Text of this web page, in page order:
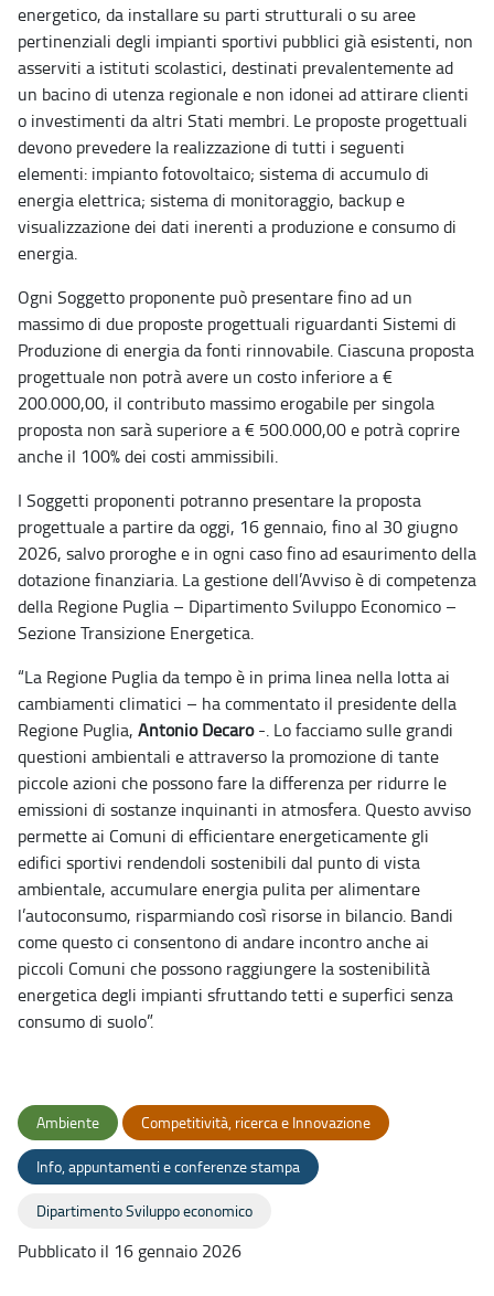
energetico, da installare su parti strutturali o su aree
pertinenziali degli impianti sportivi pubblici già esistenti, non
asserviti a istituti scolastici, destinati prevalentemente ad
un bacino di utenza regionale e non idonei ad attirare clienti
o investimenti da altri Stati membri. Le proposte progettuali
devono prevedere la realizzazione di tutti i seguenti
elementi: impianto fotovoltaico; sistema di accumulo di
energia elettrica; sistema di monitoraggio, backup e
visualizzazione dei dati inerenti a produzione e consumo di
energia.
Ogni Soggetto proponente può presentare fino ad un
massimo di due proposte progettuali riguardanti Sistemi di
Produzione di energia da fonti rinnovabile. Ciascuna proposta
progettuale non potrà avere un costo inferiore a €
200.000,00, il contributo massimo erogabile per singola
proposta non sarà superiore a € 500.000,00 e potrà coprire
anche il 100% dei costi ammissibili.
I Soggetti proponenti potranno presentare la proposta
progettuale a partire da oggi, 16 gennaio, fino al 30 giugno
2026, salvo proroghe e in ogni caso fino ad esaurimento della
dotazione finanziaria. La gestione dell’Avviso è di competenza
della Regione Puglia – Dipartimento Sviluppo Economico –
Sezione Transizione Energetica.
“La Regione Puglia da tempo è in prima linea nella lotta ai
cambiamenti climatici – ha commentato il presidente della
Regione Puglia, Antonio Decaro-. Lo facciamo sulle grandi
questioni ambientali e attraverso la promozione di tante
piccole azioni che possono fare la differenza per ridurre le
emissioni di sostanze inquinanti in atmosfera. Questo avviso
permette ai Comuni di efficientare energeticamente gli
edifici sportivi rendendoli sostenibili dal punto di vista
ambientale, accumulare energia pulita per alimentare
l’autoconsumo, risparmiando così risorse in bilancio. Bandi
come questo ci consentono di andare incontro anche ai
piccoli Comuni che possono raggiungere la sostenibilità
energetica degli impianti sfruttando tetti e superfici senza
consumo di suolo”.
Ambiente Competitività, ricerca e Innovazione
Info, appuntamenti e conferenze stampa
Dipartimento Sviluppo economico
Pubblicato il 16 gennaio 2026